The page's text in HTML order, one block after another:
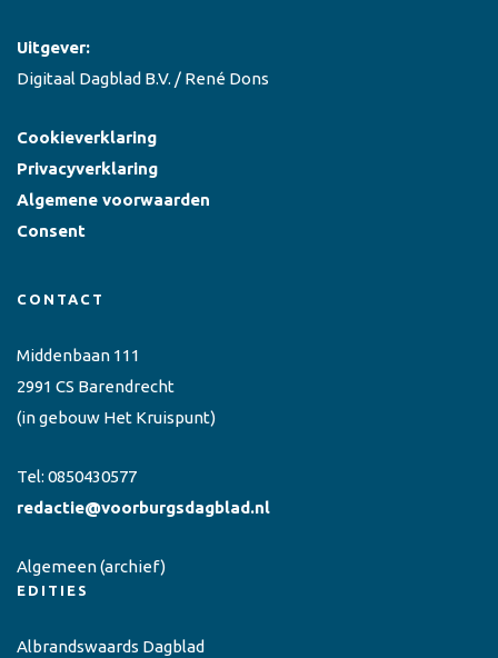
Uitgever:
Digitaal Dagblad B.V. / René Dons
Cookieverklaring
Privacyverklaring
Algemene voorwaarden
Consent
CONTACT
Middenbaan 111
2991 CS Barendrecht
(in gebouw Het Kruispunt)
Tel: 0850430577
redactie@voorburgsdagblad.nl
Algemeen(archief)
EDITIES
Albrandswaards Dagblad